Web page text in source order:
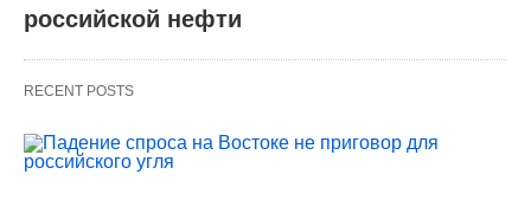
российской нефти
RECENT POSTS